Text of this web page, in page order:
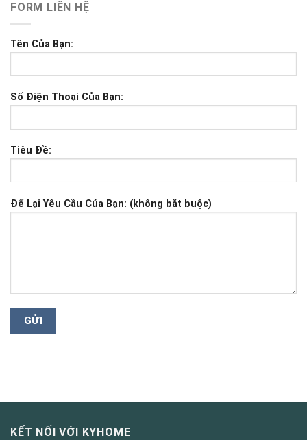
FORM LIÊN HỆ
Tên Của Bạn:
Số Điện Thoại Của Bạn:
Tiêu Đề:
Để Lại Yêu Cầu Của Bạn: (không bắt buộc)
KẾT NỐI VỚI KYHOME